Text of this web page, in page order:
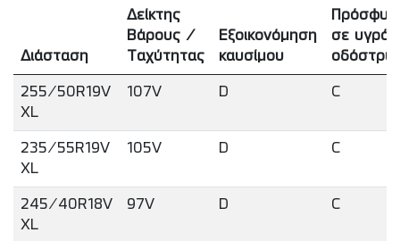
Διάσταση
Δείκτης
Βάρους /
Ταχύτητας
Εξοικονόμηση
καυσίμου
σε υγρό
255/50R19V
XL
107V D C
235/55R19V
XL
105V D C
245/40R18V
XL
97V D C